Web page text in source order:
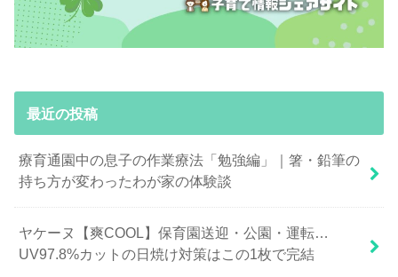
最近の投稿
療育通園中の息子の作業療法「勉強編」｜箸・鉛筆の
持ち方が変わったわが家の体験談
ヤケーヌ【爽COOL】保育園送迎・公園・運転…
UV97.8%カットの日焼け対策はこの1枚で完結